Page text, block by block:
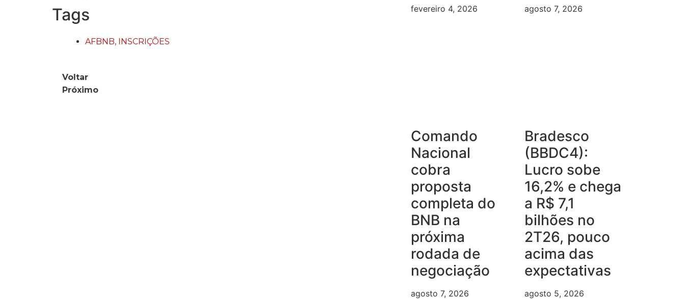
Tags
AFBNB, INSCRIÇÕES
Voltar
Próximo
fevereiro 4, 2026 agosto 7, 2026
Comando
Nacional
cobra
proposta
completa do
BNB na
próxima
rodada de
negociação
agosto 7, 2026
Bradesco
(BBDC4):
Lucro sobe
16,2% e chega
a R$ 7,1
bilhões no
2T26, pouco
acima das
expectativas
agosto 5, 2026